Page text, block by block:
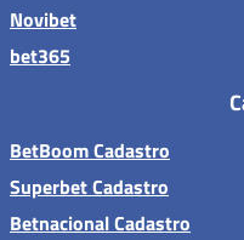
Novibet
bet365
BetBoom Cadastro
Superbet Cadastro
Betnacional Cadastro